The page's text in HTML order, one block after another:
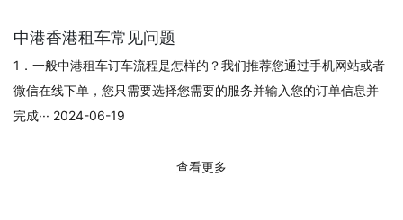
中港香港租车常见问题
1．一般中港租车订车流程是怎样的？我们推荐您通过手机网站或者
微信在线下单，您只需要选择您需要的服务并输入您的订单信息并
完成··· 2024-06-19
查看更多